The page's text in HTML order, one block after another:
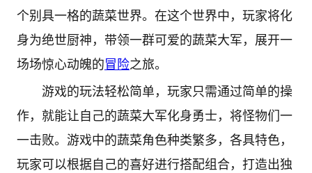
个别具一格的蔬菜世界。在这个世界中，玩家将化
身为绝世厨神，带领一群可爱的蔬菜大军，展开一
场场惊心动魄的冒险之旅。
游戏的玩法轻松简单，玩家只需通过简单的操
作，就能让自己的蔬菜大军化身勇士，将怪物们一
一击败。游戏中的蔬菜角色种类繁多，各具特色，
玩家可以根据自己的喜好进行搭配组合，打造出独